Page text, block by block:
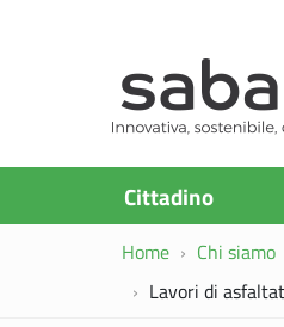
Cittadino
Home Chi siamo
Lavori di